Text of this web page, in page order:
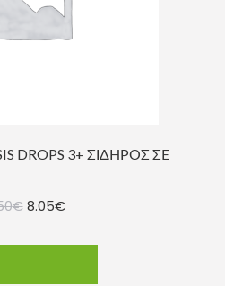
DROPS 3+ ΣΙΔΗΡΟΣ ΣΕ
€ Original
8.05€Η